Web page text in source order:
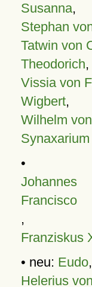
Susanna,
Stephan
Tatwin von
Theodorich,
Vissia von
Wigbert,
Wilhelm
Synaxarium
•
Francisco
,
Franziskus
• neu: Eudo,
Helerius